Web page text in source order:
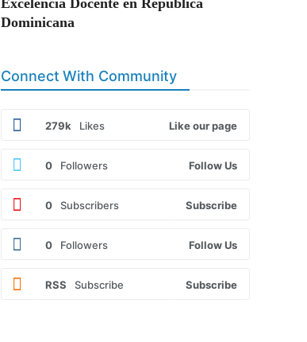
Excelencia Docente en República
Dominicana
Connect With Community
279k Likes Like our page
0 Followers Follow Us
0 Subscribers Subscribe
0 Followers Follow Us
RSS Subscribe Subscribe